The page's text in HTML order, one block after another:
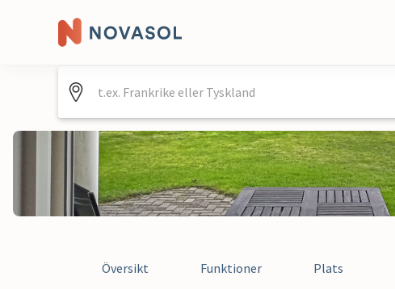
Översikt Funktioner Plats